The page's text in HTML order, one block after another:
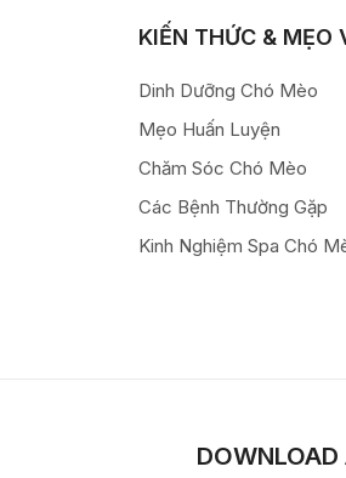
KIẾN THỨC & MẸO
Dinh Dưỡng Chó Mèo
Mẹo Huấn Luyện
Chăm Sóc Chó Mèo
Các Bệnh Thường Gặp
Kinh Nghiệm Spa Chó
DOWNLOAD